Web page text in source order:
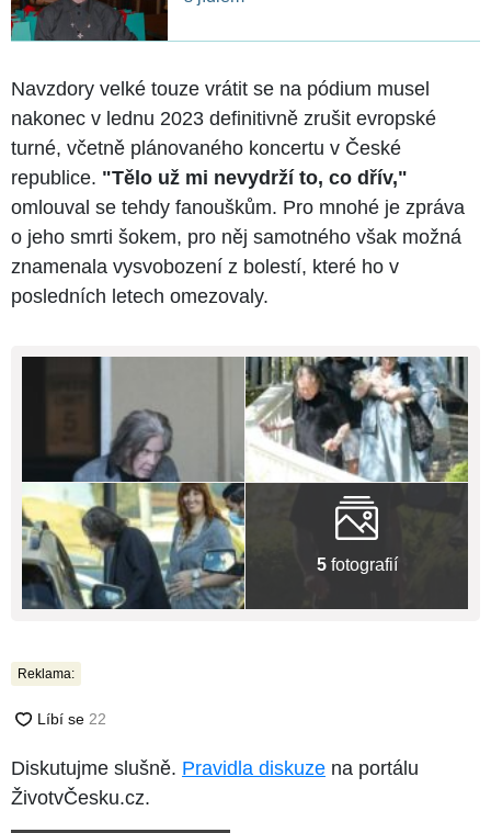
Navzdory velké touze vrátit se na pódium musel
nakonec v lednu 2023 definitivně zrušit evropské
turné, včetně plánovaného koncertu v České
republice. "Tělo už mi nevydrží to, co dřív,"
omlouval se tehdy fanouškům. Pro mnohé je zpráva
o jeho smrti šokem, pro něj samotného však možná
znamenala vysvobození z bolestí, které ho v
posledních letech omezovaly.
5fotografií
Reklama:
Diskutujme slušně. Pravidla diskuze na portálu
ŽivotvČesku.cz.